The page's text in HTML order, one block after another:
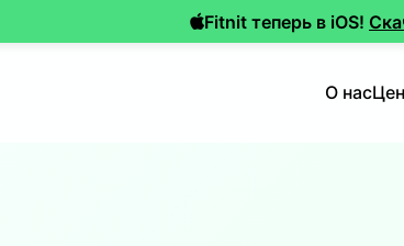
Fitnit теперь в iOS!
О нас